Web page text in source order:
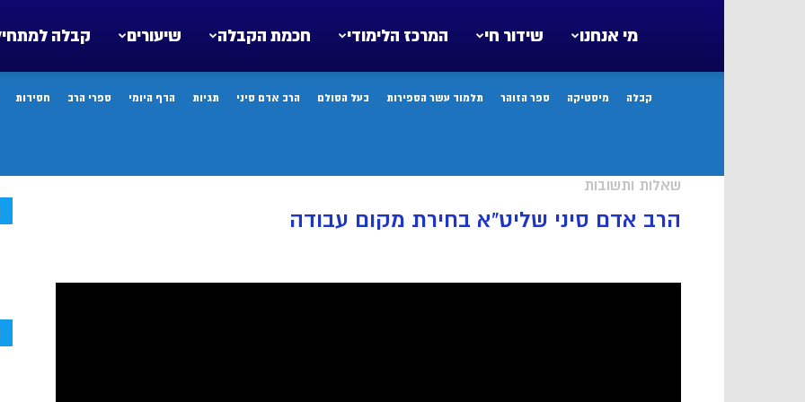
קבלה שיעורים חכמת הקבלה המרכז הלימודי שידור חי מי אנחנו
קבלה מיסטיקה ספר הזוהר תלמוד עשר הספירות בעל הסולם הרב אדם סיני תגיות הדף היומי ספרי הרב חסידות
שאלות ותשובות
הרב אדם סיני שליט”א בחירת מקום עבודה